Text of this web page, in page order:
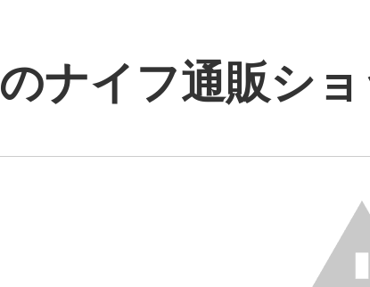
ナイフ通販シ